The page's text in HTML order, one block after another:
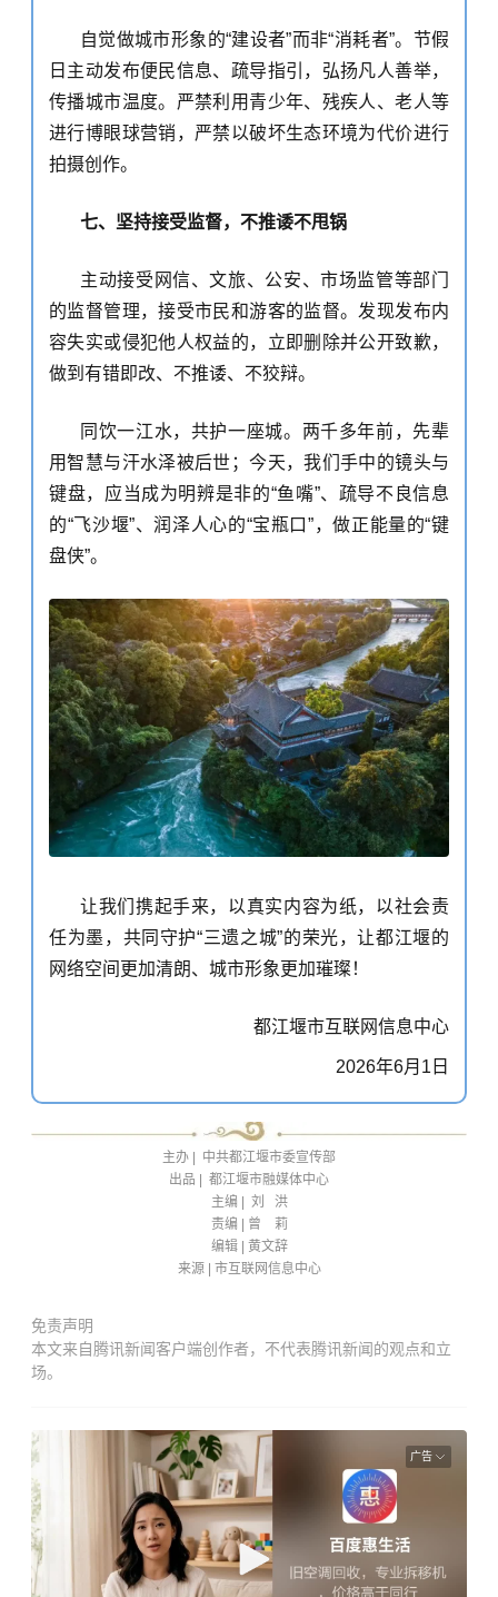
自觉做城市形象的“建设者”而非“消耗者”。节假
日主动发布便民信息、疏导指引，弘扬凡人善举，
传播城市温度。严禁利用 青少年、残疾人、老人等
进行博眼球营销，严禁以破坏生态环境为代价进行
拍摄创作。
七、坚持接受监督，不推诿不甩锅
主动接受网信、文旅、公安、市场监管等部门
的监督管理，接受市民和游客的监督。发现发布内
容失实或侵犯他人权益的，立即删除并公开致歉，
做到有错即改、不推诿、不狡辩。
同饮一江水，共护一座城。两千多年前，先辈
用智慧与汗水泽被后世；今天，我们手中的镜头与
键盘，应当成为明辨是非的“鱼嘴”、 疏导不良信息
的“飞沙堰”、润泽人心的“宝瓶口”，做正能量的“键
盘侠”。
让我们携起手来，以真实内容为纸，以社会责
任为墨，共同守护“三遗之城”的荣光，让都江堰的
网络空间更加清朗、城市形象更加璀璨！
都江堰市互联网信息中心
2026年6月1 日
主办 | 中共都江堰市委宣传部
出品 | 都江堰市融媒体中心
主编 | 刘 洪
责编 | 曾 莉
编辑 | 黄文辞
来源 | 市互联网信息中心
免责声明
本文来自腾讯新闻客户端创作者，不代表腾讯新闻的观点和立
场。
广告